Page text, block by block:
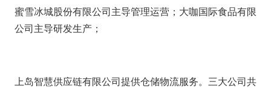
蜜雪冰城股份有限公司主导管理运营；大咖国际食品有限
公司主导研发生产；
上岛智慧供应链有限公司提供仓储物流服务。三大公司共